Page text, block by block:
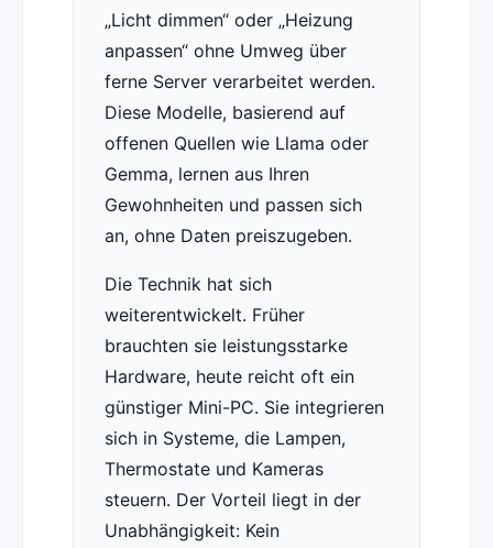
„Licht dimmen“ oder „Heizung
anpassen“ ohne Umweg über
ferne Server verarbeitet werden.
Diese Modelle, basierend auf
offenen Quellen wie Llama oder
Gemma, lernen aus Ihren
Gewohnheiten und passen sich
an, ohne Daten preiszugeben.
Die Technik hat sich
weiterentwickelt. Früher
brauchten sie leistungsstarke
Hardware, heute reicht oft ein
günstiger Mini-PC. Sie integrieren
sich in Systeme, die Lampen,
Thermostate und Kameras
steuern. Der Vorteil liegt in der
Unabhängigkeit: Kein